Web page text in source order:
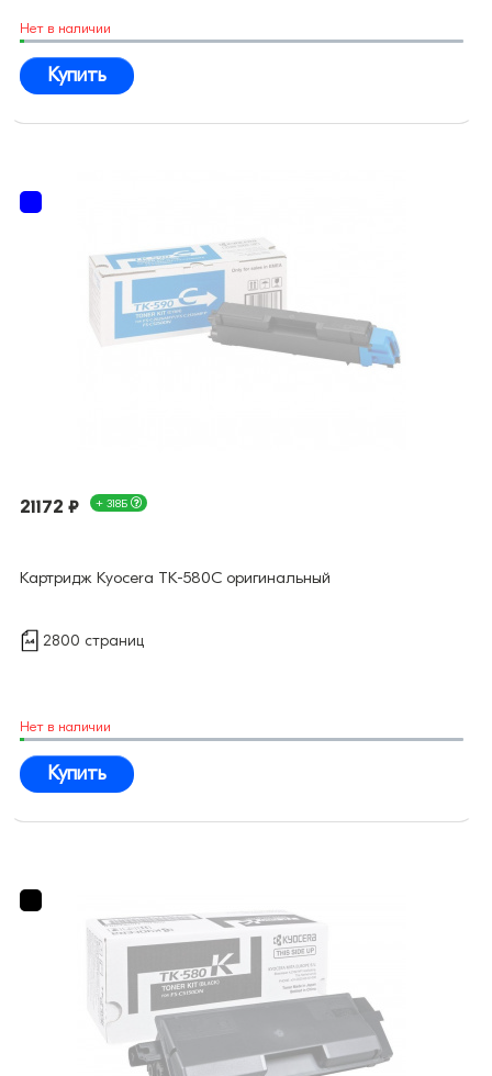
Нет в наличии
Купить
21172 ₽ + 318Б
Картридж Kyocera TK-580C оригинальный
2800 страниц
Нет в наличии
Купить